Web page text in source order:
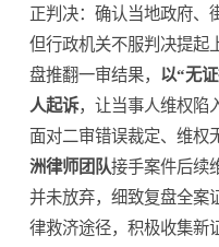
正判决：确认当地政府、
但行政机关不服判决提起
盘推翻一审结果， 以“无
人起诉，让当事人维权陷
面对二审错误裁定、维权
洲律师团队接手案件后续
并未放弃，细致复盘全案
律救济途径，积极收集新